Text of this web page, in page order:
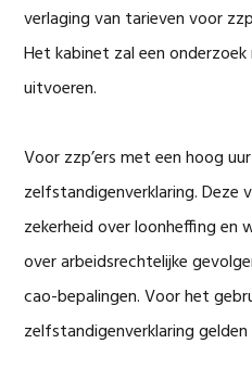
verlaging van tarieven voor
Het kabinet zal een
uitvoeren.
Voor zzp’ers met een hoog
zelfstandigenverklaring.
zekerheid over loonheffing en
over arbeidsrechtelijke
cao-bepalingen. Voor het
zelfstandigenverklaring